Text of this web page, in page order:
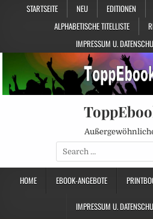
STARTSEITE NEU EDITIONEN
ALPHABETISCHE TITELLISTE
IMPRESSUM U.
Search
for:
HOME EBOOK-ANGEBOTE
IMPRESSUM U.